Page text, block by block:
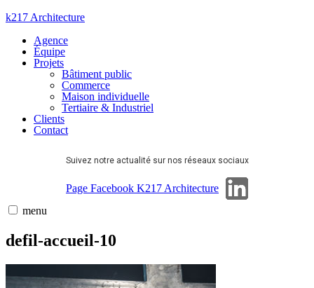
Aller
contenu
k217 Architecture
Agence
Équipe
Projets
Bâtiment public
Commerce
Maison individuelle
Tertiaire & Industriel
Clients
Contact
Suivez notre actualité sur nos réseaux sociaux
Page Facebook K217 Architecture
menu
defil-accueil-10